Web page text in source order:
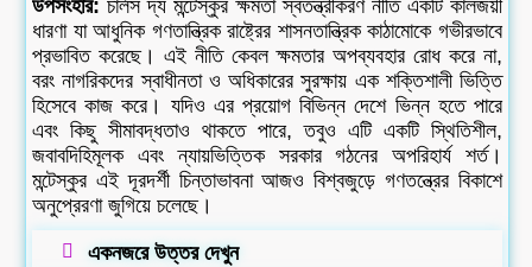
উপসংহার:চার্লস দ্য মন্টেস্কুর ক্ষমতা স্বতন্ত্রীকরণ নীতি একটি কালজয়ী
ধারণা যা আধুনিক গণতান্ত্রিক রাষ্ট্রের শাসনতান্ত্রিক কাঠামোকে গভীরভাবে
প্রভাবিত করেছে। এই নীতি কেবল ক্ষমতার অপব্যবহার রোধ করে না,
বরং নাগরিকদের স্বাধীনতা ও অধিকারের সুরক্ষায় এক শক্তিশালী ভিত্তি
হিসেবে কাজ করে। যদিও এর প্রয়োগ বিভিন্ন দেশে ভিন্ন হতে পারে
এবং কিছু সীমাবদ্ধতাও থাকতে পারে, তবুও এটি একটি স্থিতিশীল,
জবাবদিহিমূলক এবং ন্যায়ভিত্তিক সরকার গঠনের অপরিহার্য শর্ত।
মন্টেস্কুর এই দূরদর্শী চিন্তাভাবনা আজও বিশ্বজুড়ে গণতন্ত্রের বিকাশে
অনুপ্রেরণা জুগিয়ে চলেছে।
একনজরে উত্তর দেখুন